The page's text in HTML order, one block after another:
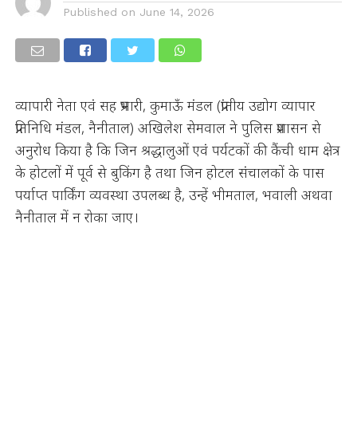
Published on June 14, 2026
व्यापारी नेता एवं सह प्रभारी, कुमाऊँ मंडल (प्रांतीय उद्योग व्यापार
प्रतिनिधि मंडल, नैनीताल) अखिलेश सेमवाल ने पुलिस प्रशासन से
अनुरोध किया है कि जिन श्रद्धालुओं एवं पर्यटकों की कैंची धाम क्षेत्र
के होटलों में पूर्व से बुकिंग है तथा जिन होटल संचालकों के पास
पर्याप्त पार्किंग व्यवस्था उपलब्ध है, उन्हें भीमताल, भवाली अथवा
नैनीताल में न रोका जाए।